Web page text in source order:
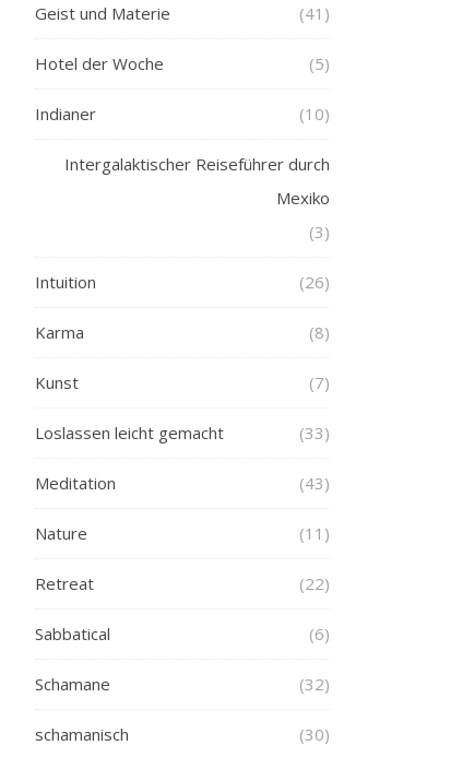
Geist und Materie (41)
Hotel der Woche (5)
Indianer (10)
Intergalaktischer Reiseführer durch
Mexiko
(3)
Intuition (26)
Karma (8)
Kunst (7)
Loslassen leicht gemacht (33)
Meditation (43)
Nature (11)
Retreat (22)
Sabbatical (6)
Schamane (32)
schamanisch (30)